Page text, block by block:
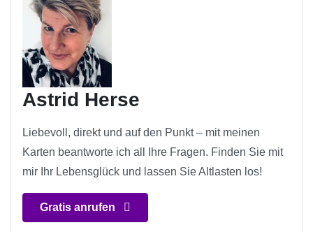
Astrid Herse
Liebevoll, direkt und auf den Punkt – mit meinen
Karten beantworte ich all Ihre Fragen. Finden Sie mit
mir Ihr Lebensglück und lassen Sie Altlasten los!
Gratis anrufen